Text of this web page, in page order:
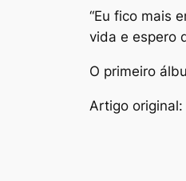
“Eu fico mais
vida e espero
O primeiro
Artigo